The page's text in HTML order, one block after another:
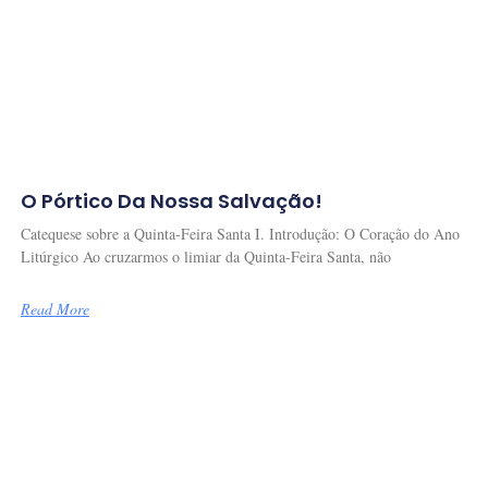
O Pórtico Da Nossa Salvação!
Catequese sobre a Quinta-Feira Santa I. Introdução: O Coração do Ano
Litúrgico Ao cruzarmos o limiar da Quinta-Feira Santa, não
Read More